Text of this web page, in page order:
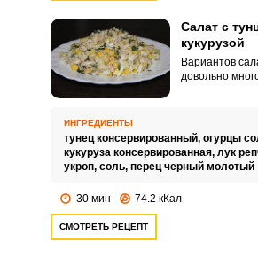
Салат с
кукурузой
Вариантов
довольно
ИНГРЕДИЕНТЫ
тунец консервированный, огурцы
кукуруза консервированная, лук
укроп, соль, перец черный молотый
30 мин 74.2 кКал
СМОТРЕТЬ РЕЦЕПТ